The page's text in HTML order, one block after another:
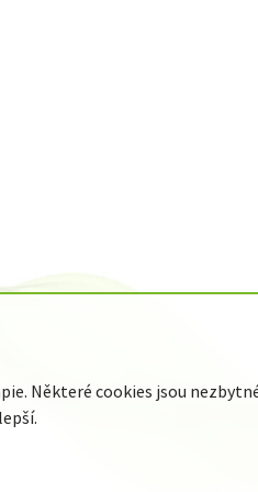
Některé cookies jsou